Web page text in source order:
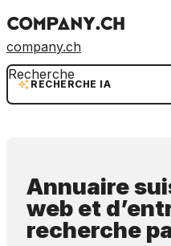
company.ch
RECHERCHE IA
Recherche
Annuaire
web et
recherche